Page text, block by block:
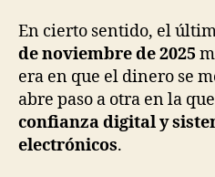
En cierto sentido, el
de noviembre de 2025
era en que el dinero se
abre paso a otra en la
confianza digital y
electrónicos.